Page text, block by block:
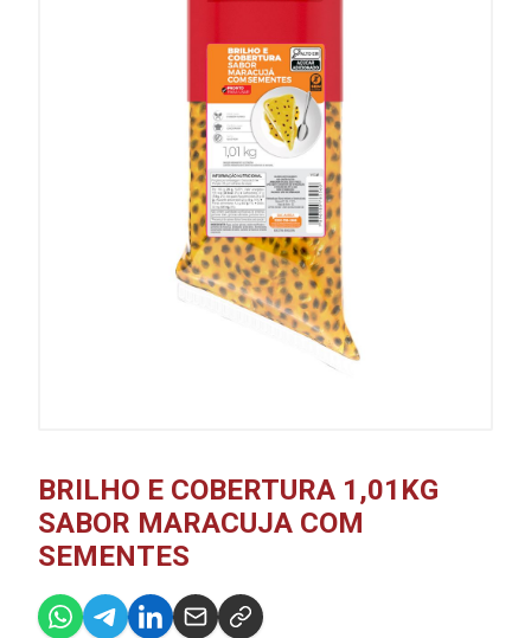
BRILHO E COBERTURA 1,01KG
SABOR MARACUJA COM
SEMENTES